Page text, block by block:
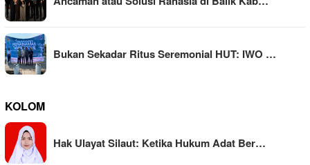
Bukan Sekadar Ritus Seremonial HUT: IWO …
KOLOM
Hak Ulayat Silaut: Ketika Hukum Adat Ber…